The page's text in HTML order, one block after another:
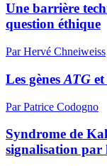
Une barrière
question éthique
Par Hervé Chneiweiss
Les gènes ATG
Par Patrice Codogno
Syndrome de
signalisation par